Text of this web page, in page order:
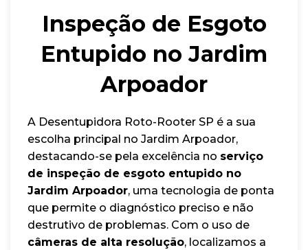
Inspeção de Esgoto
Entupido no Jardim
Arpoador
A Desentupidora Roto-Rooter SP é a sua
escolha principal no Jardim Arpoador,
destacando-se pela excelência no serviço
de inspeção de esgoto entupido no
Jardim Arpoador, uma tecnologia de ponta
que permite o diagnóstico preciso e não
destrutivo de problemas. Com o uso de
câmeras de alta resolução, localizamos a